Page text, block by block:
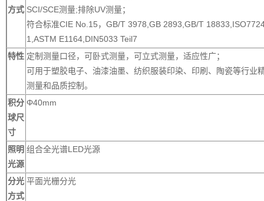
方式 SCI/SCE测量;排除UV测量；
符合标准CIE No.15，GB/T 3978,GB 2893,GB/T
1,ASTM E1164,DIN5033 Teil7
特性 定制测量口径，可卧式测量，可立式测量，适应性广；
可用于塑胶电子、油漆油墨、纺织服装印染、印刷、陶瓷等行业
测量和品质控制。
积分
球尺
寸
Φ40mm
照明
光源
组合全光谱LED光源
分光
方式
平面光栅分光